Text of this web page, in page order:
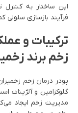
این ساختار به
فرآیند بازسازی سلولی
ترکیبات و
زخم برند
پودر درمان زخم
گلوکزامین و آلژینات
مدیریت زخم ایجاد